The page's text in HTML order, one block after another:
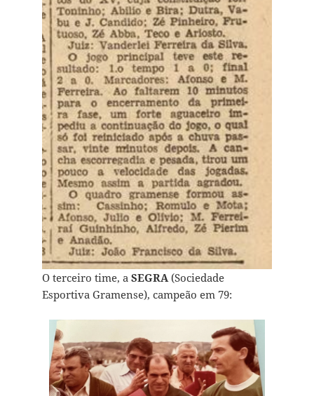
O terceiro time, a SEGRA(Sociedade
Esportiva Gramense), campeão em 79: